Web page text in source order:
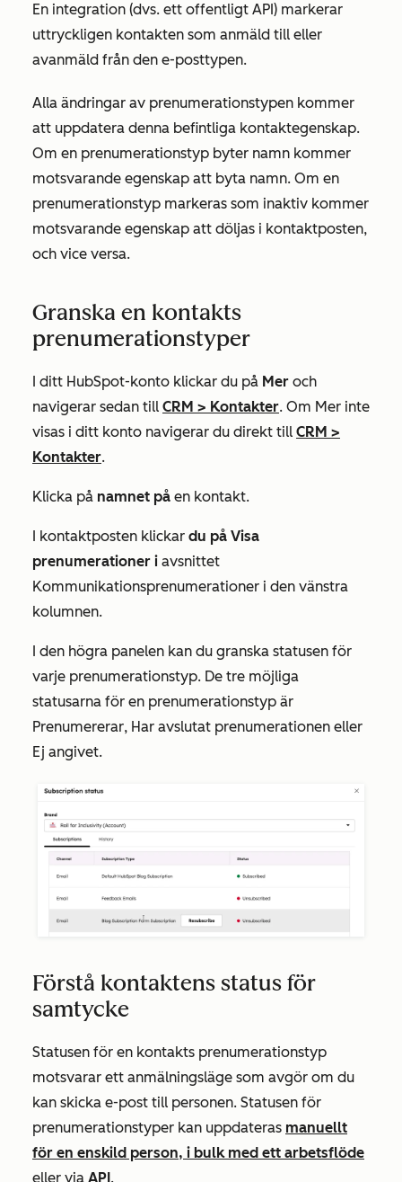
En integration (dvs. ett offentligt API) markerar
uttryckligen kontakten som anmäld till eller
avanmäld från den e-posttypen.
Alla ändringar av prenumerationstypen kommer
att uppdatera denna befintliga kontaktegenskap.
Om en prenumerationstyp byter namn kommer
motsvarande egenskap att byta namn. Om en
prenumerationstyp markeras som inaktiv kommer
motsvarande egenskap att döljas i kontaktposten,
och vice versa.
Granska en kontakts
prenumerationstyper
I ditt HubSpot-konto klickar du på Mer och
navigerar sedan till CRM > Kontakter. Om Mer inte
visas i ditt konto navigerar du direkt till CRM >
Kontakter.
Klicka på namnet på en kontakt.
I kontaktposten klickar du på Visa
prenumerationer i avsnittet
Kommunikationsprenumerationer i den vänstra
kolumnen.
I den högra panelen kan du granska statusen för
varje prenumerationstyp. De tre möjliga
statusarna för en prenumerationstyp är
Prenumererar, Har avslutat prenumerationen eller
Ej angivet.
Förstå kontaktens status för
samtycke
Statusen för en kontakts prenumerationstyp
motsvarar ett anmälningsläge som avgör om du
kan skicka e-post till personen. Statusen för
prenumerationstyper kan uppdateras manuellt
för en enskild person, i bulk med ett arbetsflöde
eller via API.